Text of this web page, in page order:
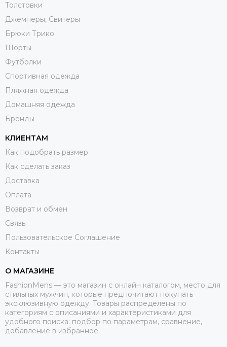
Толстовки
Джемперы, Свитеры
Брюки Трико
Шорты
Футболки
Спортивная одежда
Пляжная одежда
Домашняя одежда
Бренды
КЛИЕНТАМ
Как подобрать размер
Как сделать заказ
Доставка
Оплата
Возврат и обмен
Связь
Пользовательское Соглашение
Контакты
О МАГАЗИНЕ
FashionMens — это магазин с онлайн каталогом, место для
стильных мужчин, которые предпочитают покупать
эксклюзивную одежду. Товары распределены по
категориям с описаниями и характеристиками для
удобного поиска: подбор по параметрам, сравнение,
добавление в избранное.